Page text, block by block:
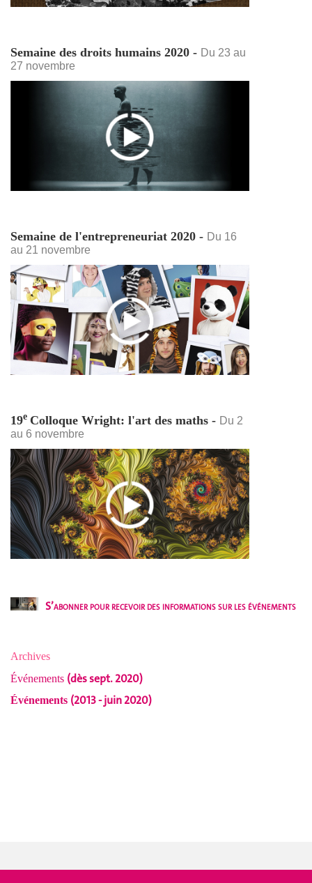
Semaine des droits humains 2020 - Du 23 au
27 novembre
Semaine de l'entrepreneuriat 2020 - Du 16
au 21 novembre
19e Colloque Wright: l'art des maths - Du 2
au 6 novembre
S’abonner pour recevoir des informations sur les événements
Archives
Événements (dès sept. 2020)
Événements (2013 - juin 2020)